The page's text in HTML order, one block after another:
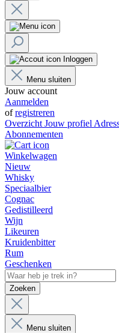
Inloggen
Menu sluiten
Jouw account
Aanmelden
ofregistreren
Overzicht Jouw profiel
Abonnementen
Winkelwagen
Nieuw
Whisky
Speciaalbier
Cognac
Gedistilleerd
Wijn
Likeuren
Kruidenbitter
Rum
Geschenken
Zoeken
Menu sluiten